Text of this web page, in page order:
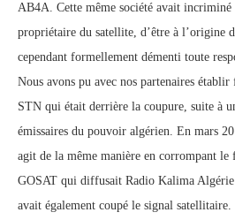
AB4A. Cette même société avait incriminé
propriétaire du satellite, d’être à l’origine
cependant formellement démenti toute
Nous avons pu avec nos partenaires
STN qui était derrière la coupure, suite à
émissaires du pouvoir algérien. En mars
agit de la même manière en corrompant le
GOSAT qui diffusait Radio Kalima
avait également coupé le signal satellitaire.